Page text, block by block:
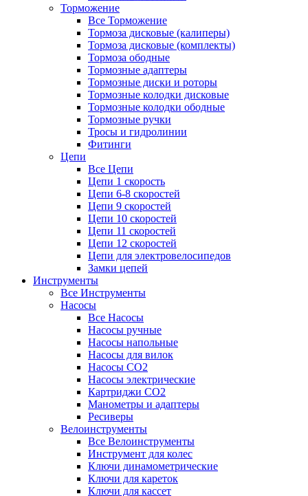
Торможение
Все Торможение
Тормоза дисковые (калиперы)
Тормоза дисковые (комплекты)
Тормоза ободные
Тормозные адаптеры
Тормозные диски и роторы
Тормозные колодки дисковые
Тормозные колодки ободные
Тормозные ручки
Тросы и гидролинии
Фитинги
Цепи
Все Цепи
Цепи 1 скорость
Цепи 6-8 скоростей
Цепи 9 скоростей
Цепи 10 скоростей
Цепи 11 скоростей
Цепи 12 скоростей
Цепи для электровелосипедов
Замки цепей
Инструменты
Все Инструменты
Насосы
Все Насосы
Насосы ручные
Насосы напольные
Насосы для вилок
Насосы CO2
Насосы электрические
Картриджи CO2
Манометры и адаптеры
Ресиверы
Велоинструменты
Все Велоинструменты
Инструмент для колес
Ключи динамометрические
Ключи для кареток
Ключи для кассет